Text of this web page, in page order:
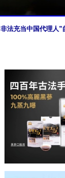
法充当中国代理人”